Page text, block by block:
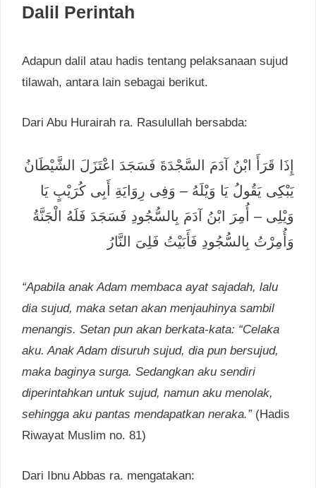
Dalil Perintah
Adapun dalil atau hadis tentang pelaksanaan sujud
tilawah, antara lain sebagai berikut.
Dari Abu Hurairah ra. Rasulullah bersabda:
إِذَا قَرَأَ ابْنُ آدَمَ السَّجْدَةَ فَسَجَدَ اعْتَزَلَ الشَّيْطَانُ
يَبْكِى يَقُولُ يَا وَيْلَهُ – وَفِى رِوَايَةِ أَبِى كُرَيْبٍ يَا
وَيْلِى – أُمِرَ ابْنُ آدَمَ بِالسُّجُودِ فَسَجَدَ فَلَهُ الْجَنَّةُ
وَأُمِرْتُ بِالسُّجُودِ فَأَبَيْتُ فَلِىَ النَّارُ
“Apabila anak Adam membaca ayat sajadah, lalu
dia sujud, maka setan akan menjauhinya sambil
menangis. Setan pun akan berkata-kata: “Celaka
aku. Anak Adam disuruh sujud, dia pun bersujud,
maka baginya surga. Sedangkan aku sendiri
diperintahkan untuk sujud, namun aku menolak,
sehingga aku pantas mendapatkan neraka.”(Hadis
Riwayat Muslim no. 81)
Dari Ibnu Abbas ra. mengatakan: